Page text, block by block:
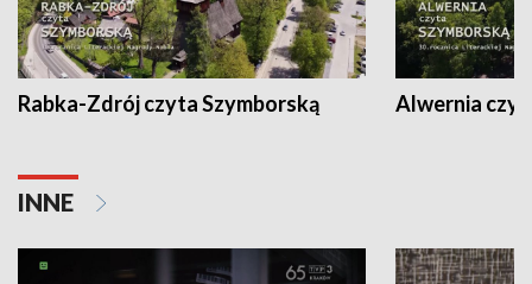
Rabka-Zdrój czyta Szymborską Alwernia
INNE